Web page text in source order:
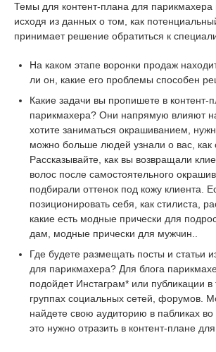
Темы для контент-плана для парикмахера
исходя из данных о том, как
принимает решение обратиться к
На каком этапе воронки продаж
ли он, какие его проблемы способен
Какие задачи вы пропишете в контент-
парикмахера? Они напрямую влияют
хотите заниматься окрашиванием,
можно больше людей узнали о вас, как
Рассказывайте, как вы возвращали
волос после самостоятельного
подбирали оттенок под кожу клиента.
позиционировать себя, как стилиста,
какие есть модные прически для
дам, модные прически для мужчин..
Где будете размещать посты и статьи
для парикмахера? Для блога
подойдет Инстаграм* или публикации в
группах социальных сетей, форумов.
найдете свою аудиторию в пабликах
это нужно отразить в контент-плане